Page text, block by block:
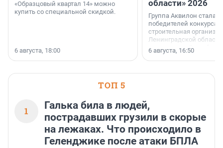
«Образцовый квартал 14» можно
купить со специальной скидкой.
6 августа, 18:00
области» 2026
Группа Аквилон стала
победителей конкурса
строительная
Ленинградской области
номинации «Самый
застройщик
области».
6 августа, 16:50
ТОП 5
1
Галька била в людей,
пострадавших грузили в скорые
на лежаках. Что происходило в
Геленджике после атаки БПЛА